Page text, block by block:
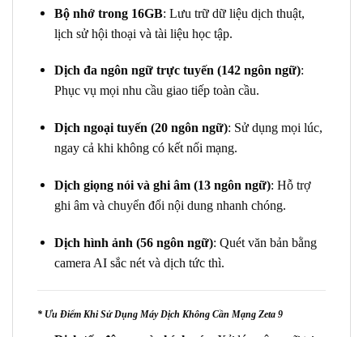
Bộ nhớ trong 16GB: Lưu trữ dữ liệu dịch thuật,
lịch sử hội thoại và tài liệu học tập.
Dịch đa ngôn ngữ trực tuyến (142 ngôn ngữ):
Phục vụ mọi nhu cầu giao tiếp toàn cầu.
Dịch ngoại tuyến (20 ngôn ngữ): Sử dụng mọi lúc,
ngay cả khi không có kết nối mạng.
Dịch giọng nói và ghi âm (13 ngôn ngữ): Hỗ trợ
ghi âm và chuyển đổi nội dung nhanh chóng.
Dịch hình ảnh (56 ngôn ngữ): Quét văn bản bằng
camera AI sắc nét và dịch tức thì.
* Ưu Điểm Khi Sử Dụng Máy Dịch Không Cần Mạng Zeta 9